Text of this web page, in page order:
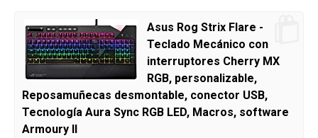
Asus Rog Strix Flare -
Teclado Mecánico con
interruptores Cherry MX
RGB, personalizable,
Reposamuñecas desmontable, conector USB,
Tecnología Aura Sync RGB LED, Macros, software
Armoury II